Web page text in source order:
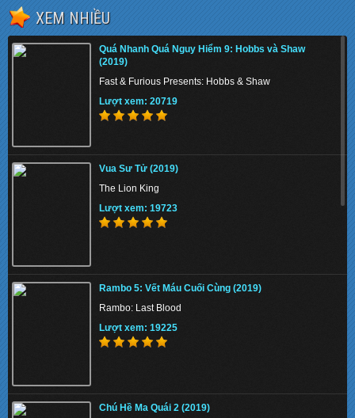
The Tiger Rising 2022 - Con Cọp Trỗi Dậy
Lượt xem: 144510
The Union 2024 - Liên minh tuyệt mật
Lượt xem: 135090
Thiên Nga Bóng Đêm S01 2022 - Eve
Lượt xem: 148155
Memory 2022 - Hồi Ức Sát Thủ
Lượt xem: 144369
XEM NHIỀU
Quá Nhanh Quá Nguy Hiểm 9: Hobbs và Shaw
(2019)
Fast & Furious Presents: Hobbs & Shaw
Lượt xem: 20719
Vua Sư Tử (2019)
The Lion King
Lượt xem: 19723
Rambo 5: Vết Máu Cuối Cùng (2019)
Rambo: Last Blood
Lượt xem: 19225
Chú Hề Ma Quái 2 (2019)